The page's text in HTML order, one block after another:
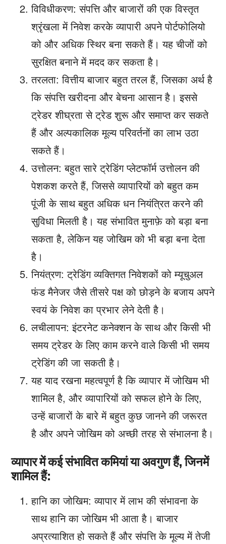
विविधीकरण: संपत्ति और बाजारों की एक विस्तृत
श्रृंखला में निवेश करके व्यापारी अपने पोर्टफोलियो
को और अधिक स्थिर बना सकते हैं। यह चीजों को
सुरक्षित बनाने में मदद कर सकता है।
तरलता: वित्तीय बाजार बहुत तरल हैं, जिसका अर्थ है
कि संपत्ति खरीदना और बेचना आसान है। इससे
ट्रेडर शीघ्रता से ट्रेड शुरू और समाप्त कर सकते
हैं और अल्पकालिक मूल्य परिवर्तनों का लाभ उठा
सकते हैं।
उत्तोलन: बहुत सारे ट्रेडिंग प्लेटफॉर्म उत्तोलन की
पेशकश करते हैं, जिससे व्यापारियों को बहुत कम
पूंजी के साथ बहुत अधिक धन नियंत्रित करने की
सुविधा मिलती है। यह संभावित मुनाफ़े को बड़ा बना
सकता है, लेकिन यह जोखिम को भी बड़ा बना देता
है।
नियंत्रण: ट्रेडिंग व्यक्तिगत निवेशकों को म्यूचुअल
फंड मैनेजर जैसे तीसरे पक्ष को छोड़ने के बजाय अपने
स्वयं के निवेश का प्रभार लेने देती है।
लचीलापन: इंटरनेट कनेक्शन के साथ और किसी भी
समय ट्रेडर के लिए काम करने वाले किसी भी समय
ट्रेडिंग की जा सकती है।
यह याद रखना महत्वपूर्ण है कि व्यापार में जोखिम भी
शामिल है, और व्यापारियों को सफल होने के लिए,
उन्हें बाजारों के बारे में बहुत कुछ जानने की जरूरत
है और अपने जोखिम को अच्छी तरह से संभालना है।
व्यापार में कई संभावित कमियां या अवगुण हैं, जिनमें
शामिल हैं:
हानि का जोखिम: व्यापार में लाभ की संभावना के
साथ हानि का जोखिम भी आता है। बाजार
अप्रत्याशित हो सकते हैं और संपत्ति के मूल्य में तेजी